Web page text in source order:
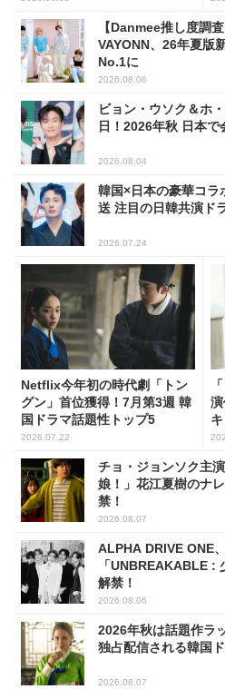
【Danmee推し度調
VAYONN、26年夏版
No.1に
2026.08.06
ビョン・ウソク＆ホ
日！2026年秋 日本
2026.08.04
韓国×日本の豪華コラ
送 注目の日韓共演ド
2026.07.24
Netflix今年初の時代劇「トン
グン」首位獲得！7月第3週 韓
国ドラマ話題性トップ5
2026.07.22
チョ・ジョンソク主
娘！」花江夏樹のナ
禁！
2026.08.07
ALPHA DRIVE ONE
「UNBREAKABLE :
解禁！
2026.08.06
2026年秋は話題作ラ
独占配信される韓国
2026.08.07